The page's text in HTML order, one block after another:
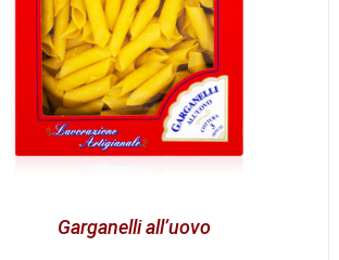
Garganelli all’uovo